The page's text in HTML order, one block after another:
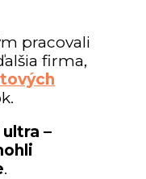
pracovali
firma,
–
.